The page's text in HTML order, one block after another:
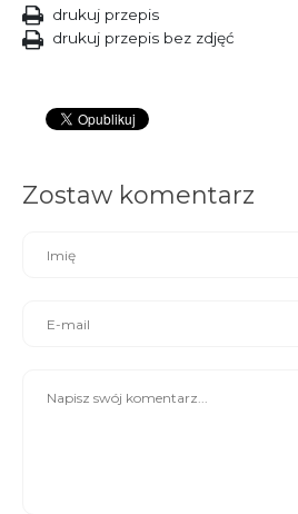
drukuj przepis
drukuj przepis bez zdjęć
Zostaw komentarz